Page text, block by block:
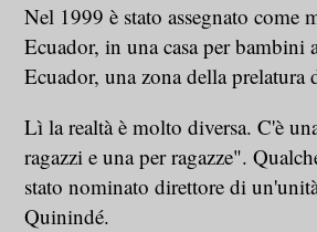
Nel 1999 è stato assegnato come
Ecuador, in una casa per bambini
Ecuador, una zona della prelatura
Lì la realtà è molto diversa. C'è
ragazzi e una per ragazze".
stato nominato direttore di
Quinindé.